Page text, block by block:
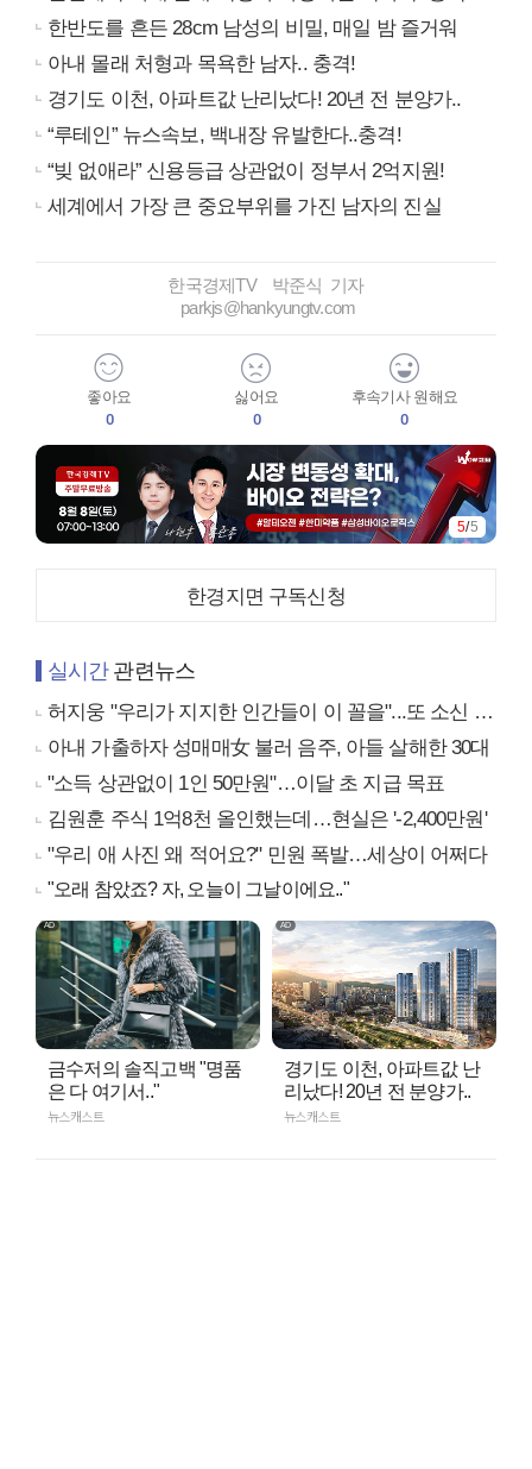
한반도를 흔든 28cm 남성의 비밀, 매일 밤 즐거워
아내 몰래 처형과 목욕한 남자.. 충격!
경기도 이천, 아파트값 난리났다! 20년 전 분양가..
“루테인” 뉴스속보, 백내장 유발한다..충격!
“빚 없애라” 신용등급 상관없이 정부서 2억지원!
세계에서 가장 큰 중요부위를 가진 남자의 진실
한국경제TV 박준식 기자
parkjs@hankyungtv.com
좋아요
0
싫어요
0
후속기사 원해요
0
5/5
한경지면 구독신청
실시간관련뉴스
허지웅 "우리가 지지한 인간들이 이 꼴을"...또 소신 발언
아내 가출하자 성매매女 불러 음주, 아들 살해한 30대
"소득 상관없이 1인 50만원"…이달 초 지급 목표
김원훈 주식 1억8천 올인했는데…현실은 '-2,400만원'
"우리 애 사진 왜 적어요?" 민원 폭발…세상이 어쩌다
"오래 참았죠? 자, 오늘이 그날이에요.."
금수저의 솔직고백 "명품
은 다 여기서.."
뉴스캐스트
경기도 이천, 아파트값 난
리났다! 20년 전 분양가..
뉴스캐스트